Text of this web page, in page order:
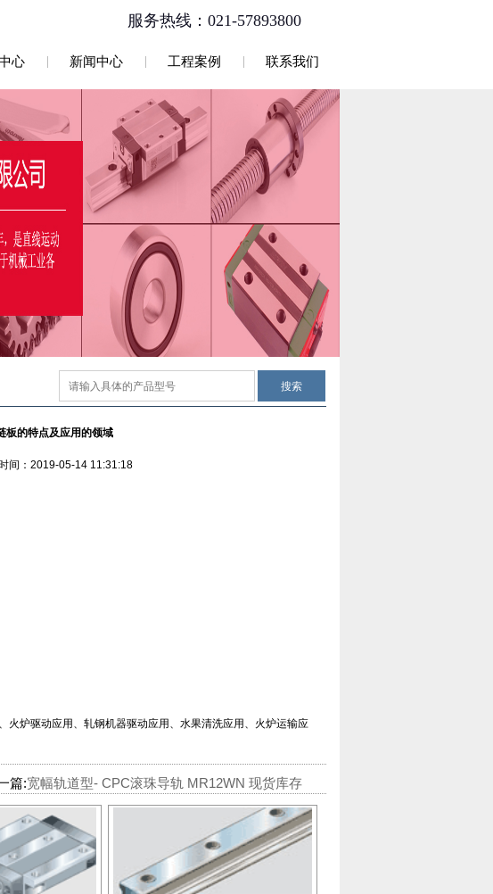
服务热线：021-57893800
心 新闻中心 工程案例 联系我们
搜索
板的特点及应用的领域
：2019-05-14 11:31:18
炉驱动应用、轧钢机器驱动应用、水果清洗应用、火炉运输应
篇:宽幅轨道型- CPC滚珠导轨 MR12WN 现货库存